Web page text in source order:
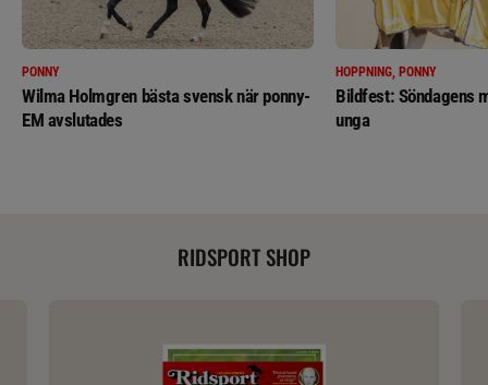
PONNY
Wilma Holmgren bästa svensk när ponny-
EM avslutades
HOPPNING, PONNY
Bildfest: Söndagens
unga
RIDSPORT SHOP